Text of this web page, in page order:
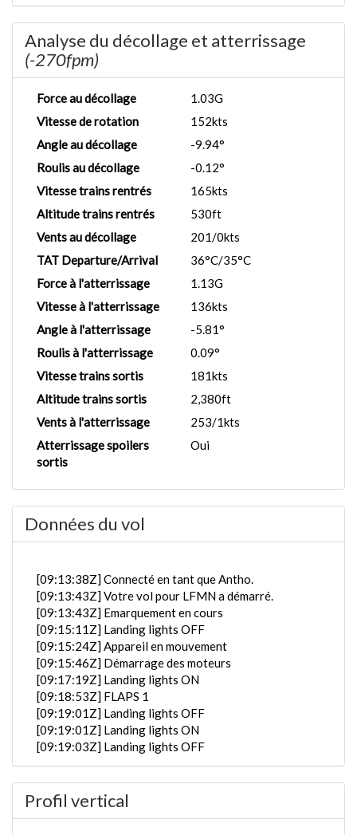
Analyse du décollage et atterrissage
(-270fpm)
Force au décollage
1.03G
Vitesse de rotation
152kts
Angle au décollage
-9.94°
Roulis au décollage
-0.12°
Vitesse trains rentrés
165kts
Altitude trains rentrés
530ft
Vents au décollage
201/0kts
TAT Departure/Arrival
36°C/35°C
Force à l'atterrissage
1.13G
Vitesse à l'atterrissage
136kts
Angle à l'atterrissage
-5.81°
Roulis à l'atterrissage
0.09°
Vitesse trains sortis
181kts
Altitude trains sortis
2,380ft
Vents à l'atterrissage
253/1kts
Atterrissage spoilers
sortis
Oui
Données du vol
[09:13:38Z] Connecté en tant que Antho.
[09:13:43Z] Votre vol pour LFMN a démarré.
[09:13:43Z] Emarquement en cours
[09:15:11Z] Landing lights OFF
[09:15:24Z] Appareil en mouvement
[09:15:46Z] Démarrage des moteurs
[09:17:19Z] Landing lights ON
[09:18:53Z] FLAPS 1
[09:19:01Z] Landing lights OFF
[09:19:01Z] Landing lights ON
[09:19:03Z] Landing lights OFF
[09:20:59Z] Landing lights ON
[09:23:14Z] Décollage détecté, les vents du 282/0kt
[09:23:42Z] En partange de LEGE, KIAS 152kts /
Profil vertical